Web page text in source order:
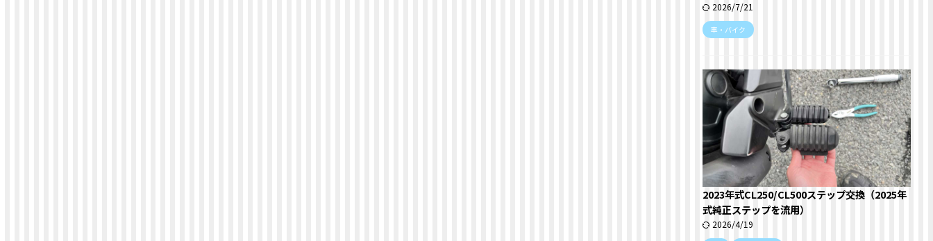
2026/7/21
車・バイク
2023年式CL250/CL500ステップ交換（2025年
式純正ステップを流用）
2026/4/19